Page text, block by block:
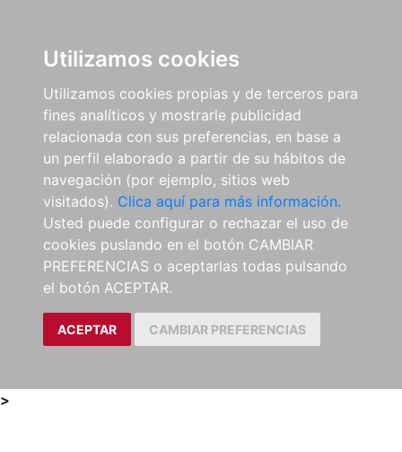
Utilizamos cookies
Utilizamos cookies propias y de terceros para
fines analíticos y mostrarle publicidad
relacionada con sus preferencias, en base a
un perfil elaborado a partir de su hábitos de
navegación (por ejemplo, sitios web
visitados). Clica aquí para más información.
Usted puede configurar o rechazar el uso de
cookies puslando en el botón CAMBIAR
PREFERENCIAS o aceptarlas todas pulsando
el botón ACEPTAR.
ACEPTAR CAMBIAR PREFERENCIAS
>